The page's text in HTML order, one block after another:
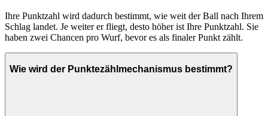
Ihre Punktzahl wird dadurch bestimmt, wie weit der Ball nach Ihrem
Schlag landet. Je weiter er fliegt, desto höher ist Ihre Punktzahl. Sie
haben zwei Chancen pro Wurf, bevor es als finaler Punkt zählt.
Wie wird der Punktezählmechanismus bestimmt?